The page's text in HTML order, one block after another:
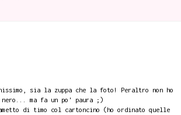
sia la zuppa che la foto! Peraltro non ho
ma fa un po' paura ;)
di timo col cartoncino (ho ordinato quelle